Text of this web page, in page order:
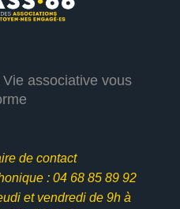
Vie associative vous
de contact
: 04 68 85 89 92
et vendredi de 9h à